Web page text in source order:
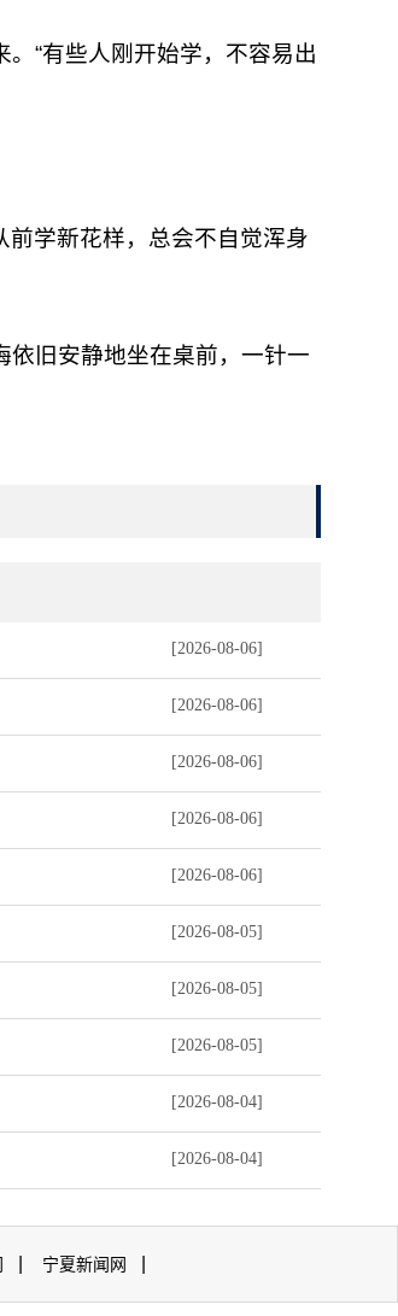
“有些人刚开始学，不容易出
前学新花样，总会不自觉浑身
依旧安静地坐在桌前，一针一
[2026-08-06]
[2026-08-06]
[2026-08-06]
[2026-08-06]
[2026-08-06]
[2026-08-05]
[2026-08-05]
[2026-08-05]
[2026-08-04]
[2026-08-04]
宁夏新闻网